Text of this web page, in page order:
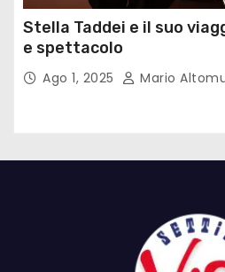
Stella Taddei e il suo
e spettacolo
Ago 1, 2025 Mario